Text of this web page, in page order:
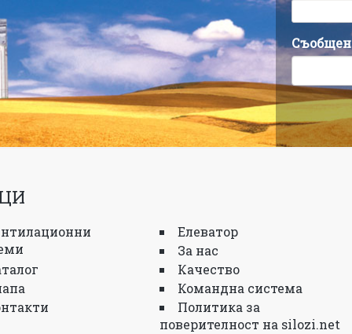
Елеватор
За нас
Качество
Командна система
Политика за
поверителност на silozi.net